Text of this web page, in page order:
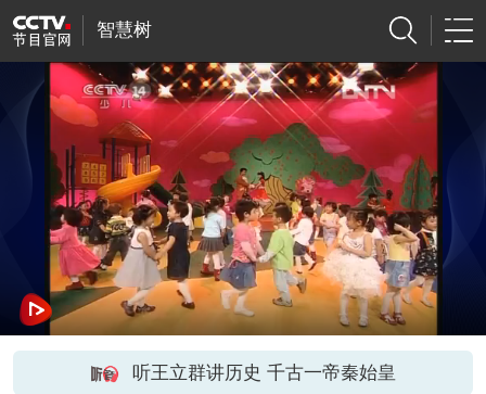
智慧树
听王立群讲历史 千古一帝秦始皇